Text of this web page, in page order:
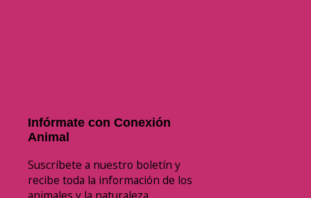
Infórmate con Conexión
Animal
Suscríbete a nuestro boletín y
recibe toda la información de los